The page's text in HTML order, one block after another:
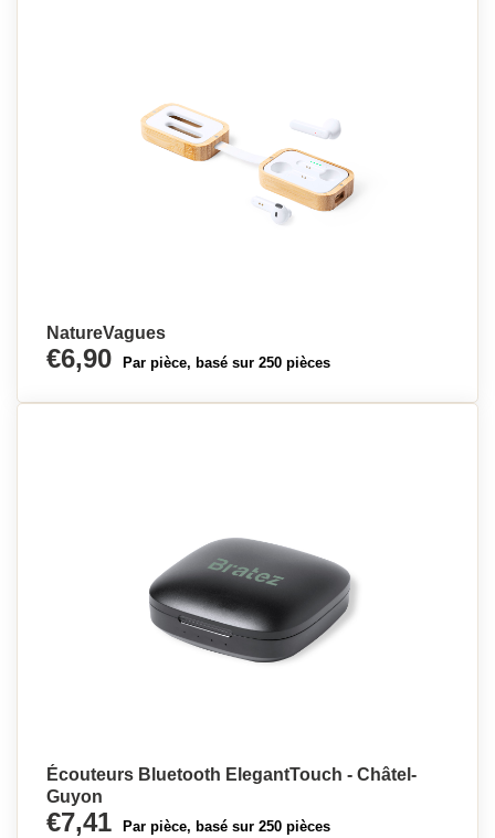
NatureVagues
€6,90 Par pièce, basé sur 250 pièces
Écouteurs Bluetooth ElegantTouch - Châtel-
Guyon
€7,41 Par pièce, basé sur 250 pièces